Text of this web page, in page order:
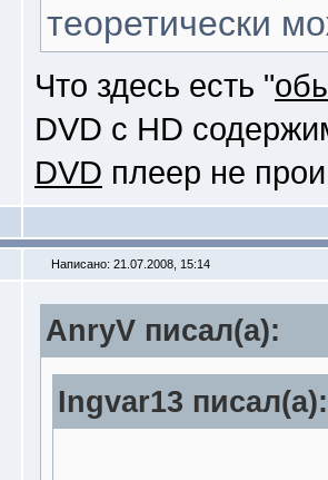
теоретически
Что здесь есть "
DVD с HD
DVD плеер не
Написано: 21.07.2008, 15:14
AnryV писал(a):
Ingvar13 писал(a):